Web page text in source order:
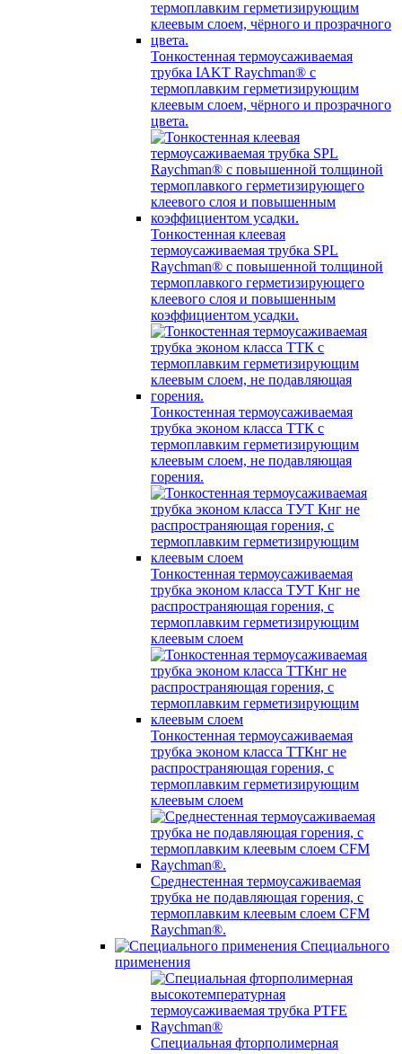
Тонкостенная термоусаживаемая
трубка IAKT Raychman® с
термоплавким герметизирующим
клеевым слоем, чёрного и прозрачного
цвета.
Тонкостенная клеевая
термоусаживаемая трубка SPL
Raychman® с повышенной толщиной
термоплавкого герметизирующего
клеевого слоя и повышенным
коэффициентом усадки.
Тонкостенная термоусаживаемая
трубка эконом класса ТТК с
термоплавким герметизирующим
клеевым слоем, не подавляющая
горения.
Тонкостенная термоусаживаемая
трубка эконом класса ТУТ Кнг не
распространяющая горения, с
термоплавким герметизирующим
клеевым слоем
Тонкостенная термоусаживаемая
трубка эконом класса ТТКнг не
распространяющая горения, с
термоплавким герметизирующим
клеевым слоем
Среднестенная термоусаживаемая
трубка не подавляющая горения, с
термоплавким клеевым слоем CFM
Raychman®.
Специального
применения
Специальная фторполимерная